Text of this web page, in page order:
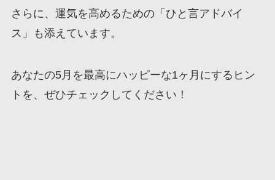
さらに、運気を高めるための「ひと言アドバイ
ス」も添えています。
あなたの5月を最高にハッピーな1ヶ月にするヒン
トを、ぜひチェックしてください！